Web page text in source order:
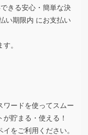
きる安心・簡単な決
い期限内 にお支払い
。
ワードを使ってスムー
貯まる・使える！
をご利用ください。